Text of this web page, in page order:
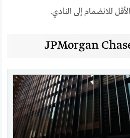
للانضمام إلى النادي.